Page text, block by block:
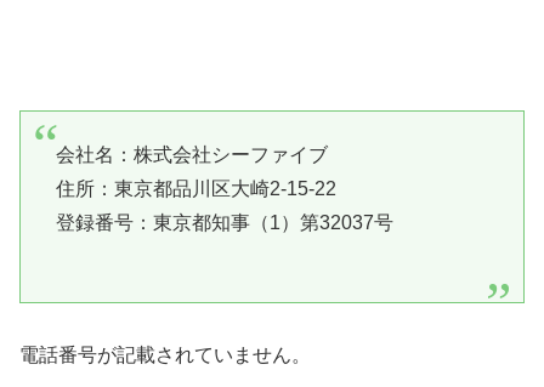
会社名：株式会社シーファイブ
住所：東京都品川区大崎2-15-22
登録番号：東京都知事（1）第32037号
電話番号が記載されていません。